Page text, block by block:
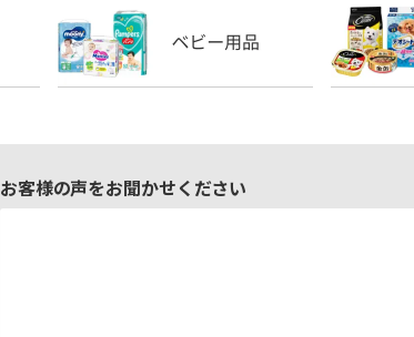
お客様の声をお聞かせください